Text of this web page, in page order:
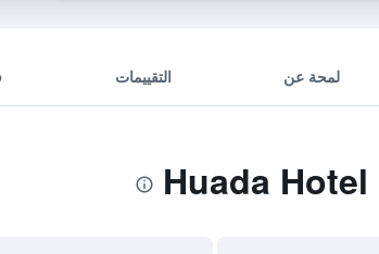
لمحة عن التقييمات